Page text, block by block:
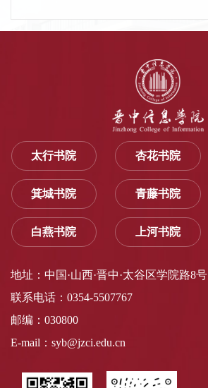
太行书院 杏花书院
箕城书院 青藤书院
白燕书院 上河书院
地址：中国·山西·晋中·太谷区学院路8号
联系电话：0354-5507767
邮编：030800
E-mail：syb@jzci.edu.cn